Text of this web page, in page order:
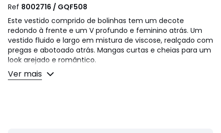
Ref 8002716 / GQF508
Este vestido comprido de bolinhas tem um decote
redondo à frente e um V profundo e feminino atrás. Um
vestido fluido e largo em mistura de viscose, realçado com
pregas e abotoado atrás. Mangas curtas e cheias para um
look arejado e romântico.
Detalhes do artigo
Ver mais